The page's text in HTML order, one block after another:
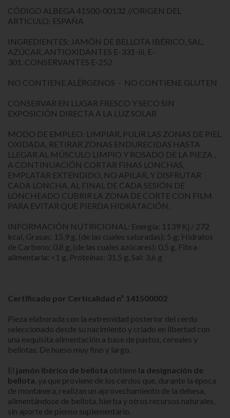
CÓDIGO ALBEGA 41500-00132 //ORIGEN DEL
ARTICULO: ESPAÑA
INGREDIENTES: JAMÓN DE BELLOTA IBÉRICO, SAL,
AZÚCAR, ANTIOXIDANTES E-331-iii, E-
301, CONSERVANTES E-252
NO CONTIENE ALÉRGENOS - NO CONTIENE GLUTEN
CONSERVAR EN LUGAR FRESCO Y SECO SIN
EXPOSICIÓN DIRECTA A LA LUZ SOLAR
MODO DE EMPLEO: LIMPIAR, PULIR LAS ZONAS DE PIEL
OXIDADA, RETIRAR ZONAS ENDURECIDAS HASTA
LLEGAR AL MÚSCULO LIMPIO Y ROSADO DE LA PIEZA ,
A CONTINUACIÓN CORTAR FINAS LONCHAS,
EMPLATAR EXTENDIDO, NO APILAR, Y DISFRUTAR
CADA LONCHA, AL FINAL DE CADA SESIÓN DE
LONCHEADO CUBRIR LA ZONA DE CORTE CON FILM
PARA EVITAR QUE PIERDA HIDRATACIÓN.
INFORMACIÓN NUTRICIONAL: Energía: 1139 Kj / 272
kcal, Grasas: 15,9 g, (de las cuales saturadas): 5 g; Hidratos
de Carbono: 0,8 g, (de las cuales azúcares): 0,5 g, Fibra
alimentaria: <1 g, Proteínas: 31,5 g, Sal: 3,6 g
Certificado por Certicalidad nº 141500002
Pieza elaborada con la extremidad posterior del cerdo
seleccionado desde su nacimiento y criado en libertad con
una exquisita alimentación a base de pastos, cereales y
bellotas. De hueso muy fino y largo.
El jamón ibérico de bellota obtiene la designación de
bellota , ya que proviene de los cerdos que, durante la época
de montanera, realizan un aprovechamiento de la dehesa,
alimentándose de bellota, hierba y otros recursos naturales,
sin aporte de pienso suplementario.